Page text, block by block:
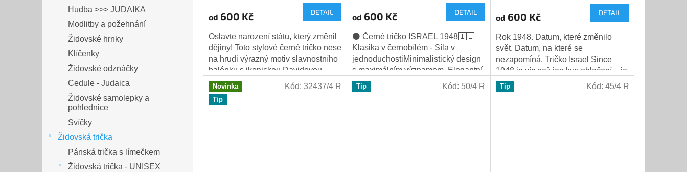
Hudba >>> JUDAIKA
Modlitby a požehnání
Židovské hrnky
Klíčenky
Židovské odznáčky
Cedule - Judaica
Židovské samolepky a
pohlednice
Svíčky
Židovská trička
Pánská trička s límečkem
Židovská trička - UNISEX
od 600 Kč DETAIL
Oslavte narození státu, který změnil
dějiny! Toto stylové černé tričko nese
na hrudi výrazný motiv slavnostního
balónku s ikonickou Davidovou
hvězdou a nezapomenutelným...
produktu
je
5,0
z
5
hvězdiček.
od 600 Kč DETAIL
⚫ Černé tričko ISRAEL 1948🇮🇱
Klasika v černobílém - Síla v
jednoduchostiMinimalistický design
s maximálním významem. Elegantní
černé tričko s čistě bílým nápisem
ISRAEL a...
od 600 Kč DETAIL
Rok 1948. Datum, které změnilo
svět. Datum, na které se
nezapomíná. Tričko Israel Since
1948 je víc než jen kus oblečení – je
to elegantní hold vzniku státu Izrael.
Symbol...
Novinka
Tip
Kód: 32437/4 R Tip Kód: 50/4 R Tip Kód: 45/4 R